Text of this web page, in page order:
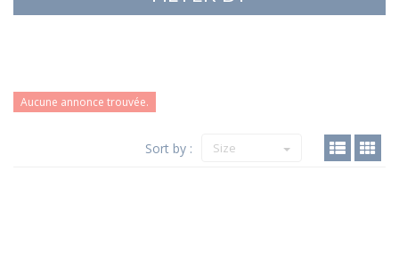
Aucune annonce trouvée.
Sort by : Size